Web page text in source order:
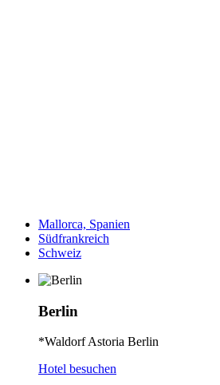
Mallorca, Spanien
Südfrankreich
Schweiz
Berlin
*Waldorf Astoria Berlin
Hotel besuchen